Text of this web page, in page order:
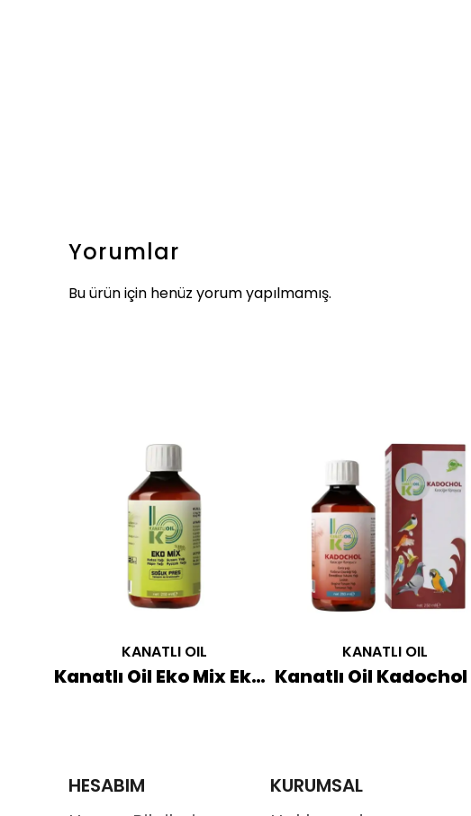
Yorumlar
Bu ürün için henüz yorum yapılmamış.
KANATLI OIL
Kanatlı Oil Eko Mix Ekonomik Soğuk Pres Yağı 250 ML
KANATLI OIL
HESABIM
KURUMSAL